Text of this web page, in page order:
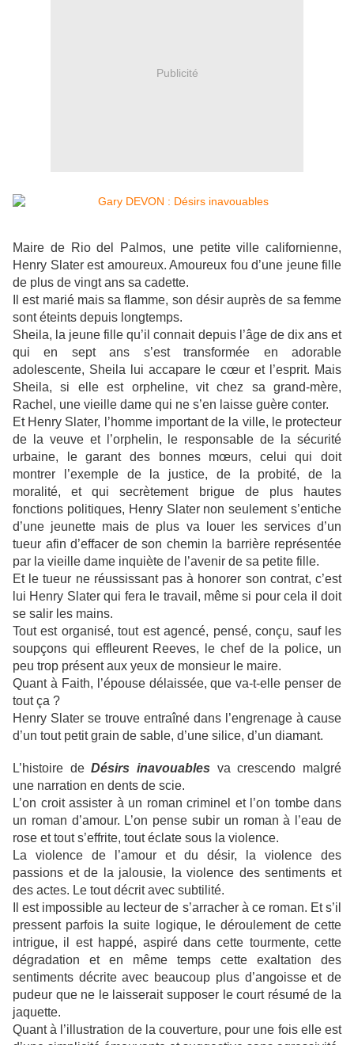
Publicité
Maire de Rio del Palmos, une petite ville californienne,
Henry Slater est amoureux. Amoureux fou d’une jeune fille
de plus de vingt ans sa cadette.
Il est marié mais sa flamme, son désir auprès de sa femme
sont éteints depuis longtemps.
Sheila, la jeune fille qu’il connait depuis l’âge de dix ans et
qui en sept ans s’est transformée en adorable
adolescente, Sheila lui accapare le cœur et l’esprit. Mais
Sheila, si elle est orpheline, vit chez sa grand-mère,
Rachel, une vieille dame qui ne s’en laisse guère conter.
Et Henry Slater, l’homme important de la ville, le protecteur
de la veuve et l’orphelin, le responsable de la sécurité
urbaine, le garant des bonnes mœurs, celui qui doit
montrer l’exemple de la justice, de la probité, de la
moralité, et qui secrètement brigue de plus hautes
fonctions politiques, Henry Slater non seulement s’entiche
d’une jeunette mais de plus va louer les services d’un
tueur afin d’effacer de son chemin la barrière représentée
par la vieille dame inquiète de l’avenir de sa petite fille.
Et le tueur ne réussissant pas à honorer son contrat, c’est
lui Henry Slater qui fera le travail, même si pour cela il doit
se salir les mains.
Tout est organisé, tout est agencé, pensé, conçu, sauf les
soupçons qui effleurent Reeves, le chef de la police, un
peu trop présent aux yeux de monsieur le maire.
Quant à Faith, l’épouse délaissée, que va-t-elle penser de
tout ça ?
Henry Slater se trouve entraîné dans l’engrenage à cause
d’un tout petit grain de sable, d’une silice, d’un diamant.
L’histoire deDésirs inavouables va crescendo malgré
une narration en dents de scie.
L’on croit assister à un roman criminel et l’on tombe dans
un roman d’amour. L’on pense subir un roman à l’eau de
rose et tout s’effrite, tout éclate sous la violence.
La violence de l’amour et du désir, la violence des
passions et de la jalousie, la violence des sentiments et
des actes. Le tout décrit avec subtilité.
Il est impossible au lecteur de s’arracher à ce roman. Et s’il
pressent parfois la suite logique, le déroulement de cette
intrigue, il est happé, aspiré dans cette tourmente, cette
dégradation et en même temps cette exaltation des
sentiments décrite avec beaucoup plus d’angoisse et de
pudeur que ne le laisserait supposer le court résumé de la
jaquette.
Quant à l’illustration de la couverture, pour une fois elle est